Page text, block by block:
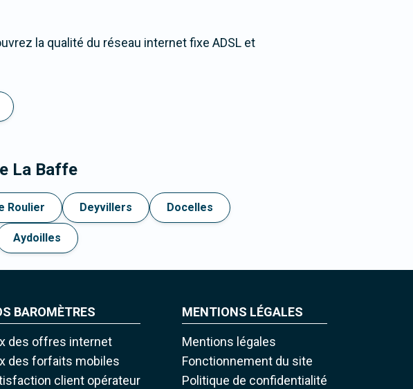
la qualité du réseau internet fixe ADSL et
La Baffe
Roulier Deyvillers Docelles
Aydoilles
BAROMÈTRES
des offres internet
des forfaits mobiles
client opérateur
MENTIONS LÉGALES
Mentions légales
Fonctionnement du site
Politique de confidentialité